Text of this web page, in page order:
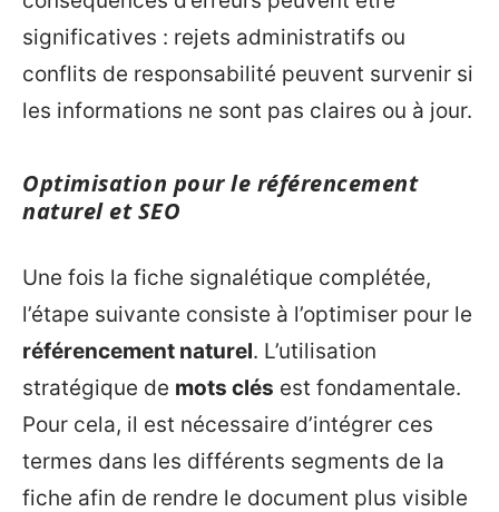
significatives : rejets administratifs ou
conflits de responsabilité peuvent survenir si
les informations ne sont pas claires ou à jour.
Optimisation pour le référencement
naturel et SEO
Une fois la fiche signalétique complétée,
l’étape suivante consiste à l’optimiser pour le
référencement naturel. L’utilisation
stratégique de mots clés est fondamentale.
Pour cela, il est nécessaire d’intégrer ces
termes dans les différents segments de la
fiche afin de rendre le document plus visible